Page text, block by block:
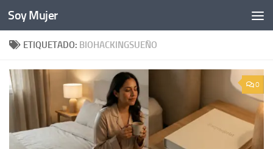
Bajo el contenido
Soy Mujer
ETIQUETADO: BIOHACKINGSUEÑO
0